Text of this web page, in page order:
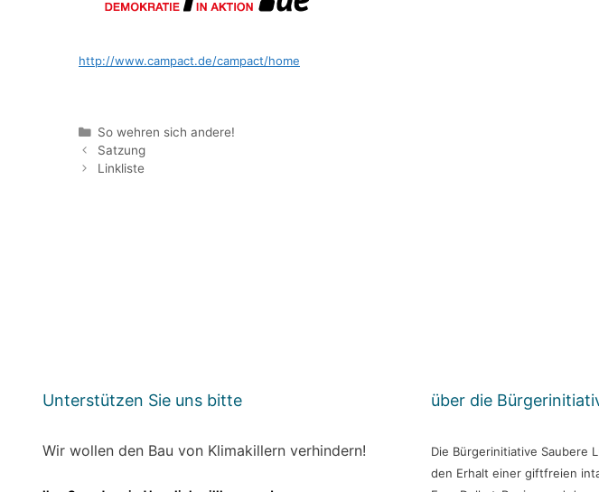
http://www.campact.de/campact/home
Kategorien
So wehren sich andere!
Satzung
Linkliste
Unterstützen Sie uns bitte
Wir wollen den Bau von Klimakillern verhindern!
über die
Die Bürgerinitiative Saubere
den Erhalt einer giftfreien